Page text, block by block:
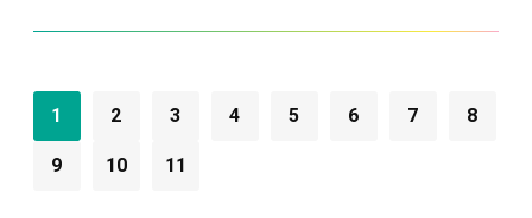
1 2 3 4 5 6 7 8
9 10 11